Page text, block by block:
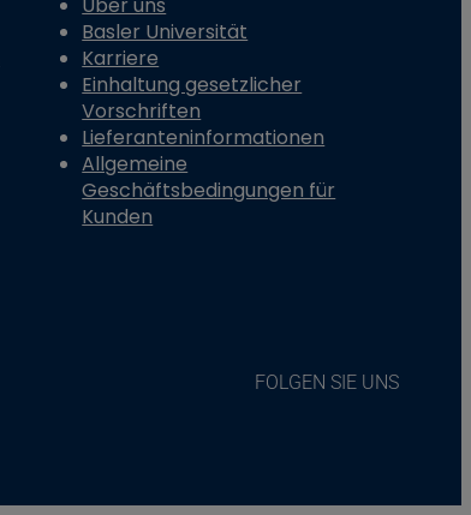
Über uns
Basler Universität
Karriere
Einhaltung gesetzlicher
Vorschriften
Lieferanteninformationen
Allgemeine
Geschäftsbedingungen für
Kunden
FOLGEN SIE UNS